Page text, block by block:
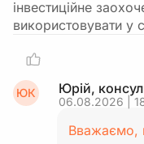
інвестиційне
використовувати у
ЮК Юрій,
06.08.2026 |
Вважаємо,